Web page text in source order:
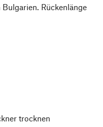
Rückenlänge
trocknen